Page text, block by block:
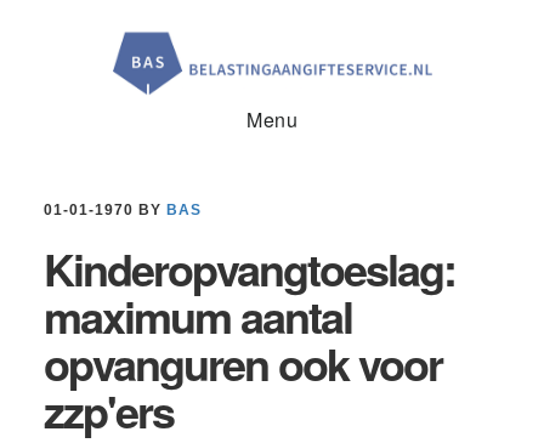
Menu
01-01-1970 BY BAS
Kinderopvangtoeslag:
maximum aantal
opvanguren ook voor
zzp'ers